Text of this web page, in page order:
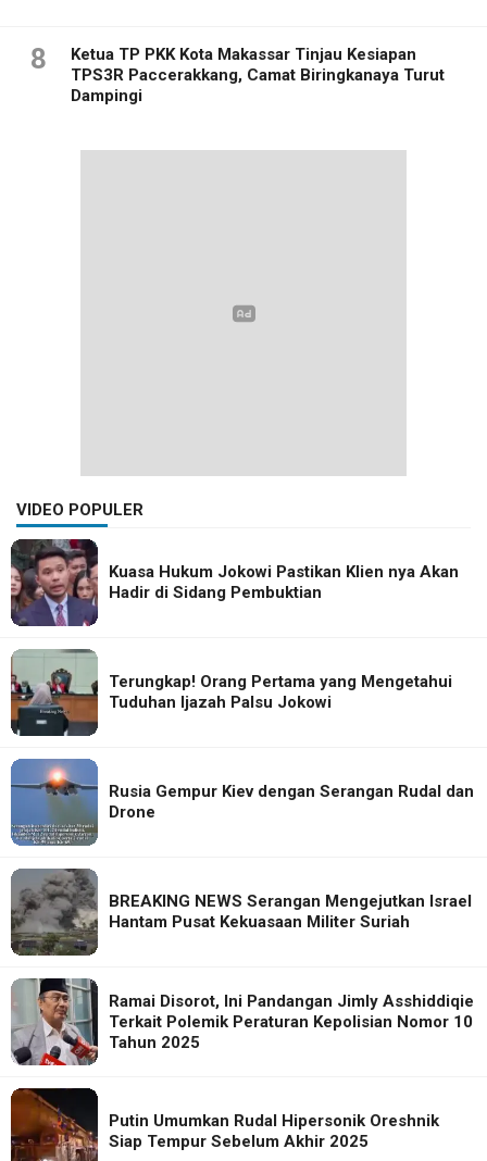
8
Ketua TP PKK Kota Makassar Tinjau Kesiapan
TPS3R Paccerakkang, Camat Biringkanaya Turut
Dampingi
VIDEO POPULER
Kuasa Hukum Jokowi Pastikan Klien nya Akan
Hadir di Sidang Pembuktian
Terungkap! Orang Pertama yang Mengetahui
Tuduhan Ijazah Palsu Jokowi
Rusia Gempur Kiev dengan Serangan Rudal dan
Drone
BREAKING NEWS Serangan Mengejutkan Israel
Hantam Pusat Kekuasaan Militer Suriah
Ramai Disorot, Ini Pandangan Jimly Asshiddiqie
Terkait Polemik Peraturan Kepolisian Nomor 10
Tahun 2025
Putin Umumkan Rudal Hipersonik Oreshnik
Siap Tempur Sebelum Akhir 2025